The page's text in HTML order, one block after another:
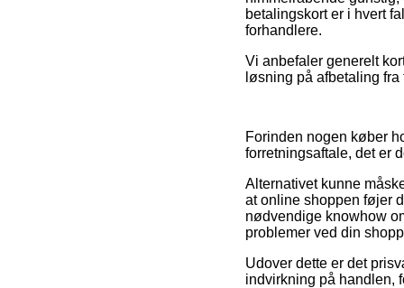
betalingskort er i hvert
forhandlere.
Vi anbefaler generelt
løsning på afbetaling
Forinden nogen køber
forretningsaftale, det er
Alternativet kunne
at online shoppen føjer
nødvendige knowhow
problemer ved din
Udover dette er det
indvirkning på handlen,